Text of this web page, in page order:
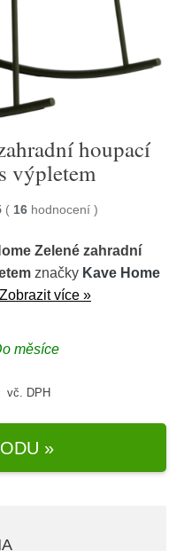
houpací
výpletem
( 16 hodnocení )
Zelené zahradní
značky Kave Home
Zobrazit více »
měsíce
vč. DPH
»